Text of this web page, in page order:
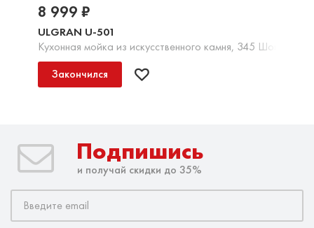
ULGRAN U-501
Кухонная мойка из искусственного камня, 345 Шоколад
8 999 ₽
Закончился
Подпишись
и получай скидки до 35%